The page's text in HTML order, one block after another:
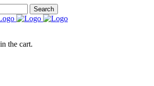
the cart.